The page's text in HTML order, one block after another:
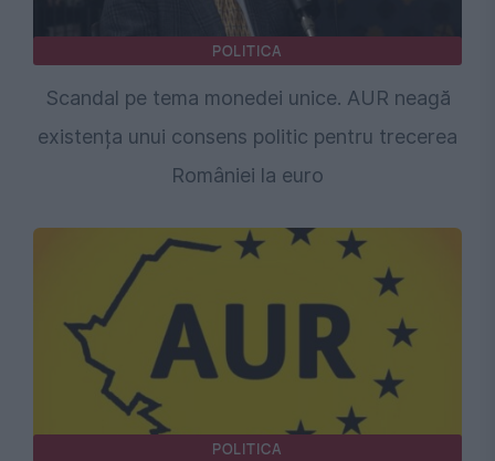
POLITICA
Scandal pe tema monedei unice. AUR neagă
existența unui consens politic pentru trecerea
României la euro
POLITICA